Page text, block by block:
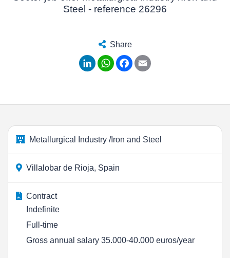
Steel - reference 26296
Share
LinkedInWhatsApp
Facebook
Metallurgical Industry /Iron and Steel
Villalobar de Rioja, Spain
Contract
Indefinite
Full-time
Gross annual salary 35.000-40.000 euros/year